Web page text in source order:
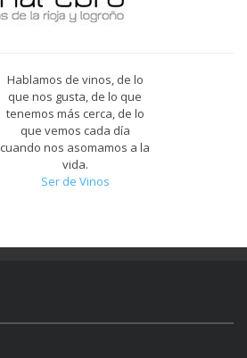
Hablamos de vinos, de lo
que nos gusta, de lo que
tenemos más cerca, de lo
que vemos cada día
cuando nos asomamos a la
vida.
Ser de Vinos